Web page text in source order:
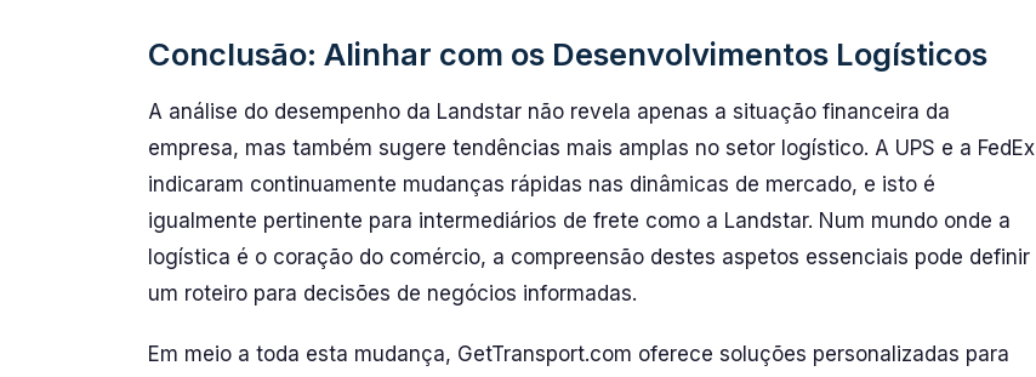
Conclusão: Alinhar com os Desenvolvimentos Logísticos
A análise do desempenho da Landstar não revela apenas a situação financeira da
empresa, mas também sugere tendências mais amplas no setor logístico. A UPS e a FedEx
indicaram continuamente mudanças rápidas nas dinâmicas de mercado, e isto é
igualmente pertinente para intermediários de frete como a Landstar. Num mundo onde a
logística é o coração do comércio, a compreensão destes aspetos essenciais pode definir
um roteiro para decisões de negócios informadas.
Em meio a toda esta mudança, GetTransport.com oferece soluções personalizadas para